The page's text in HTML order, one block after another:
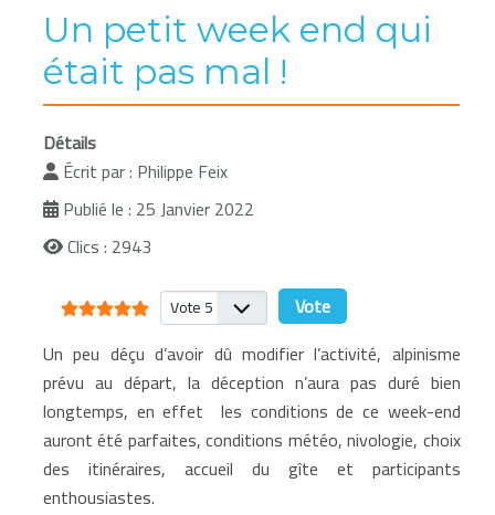
Un petit week end qui
était pas mal !
Détails
Écrit par : Philippe Feix
Publié le : 25 Janvier 2022
Clics : 2943
Vote utilisateur:5/5
Veuillez voter
Un peu déçu d’avoir dû modifier l’activité, alpinisme
prévu au départ, la déception n’aura pas duré bien
longtemps, en effet les conditions de ce week-end
auront été parfaites, conditions météo, nivologie, choix
des itinéraires, accueil du gîte et participants
enthousiastes.